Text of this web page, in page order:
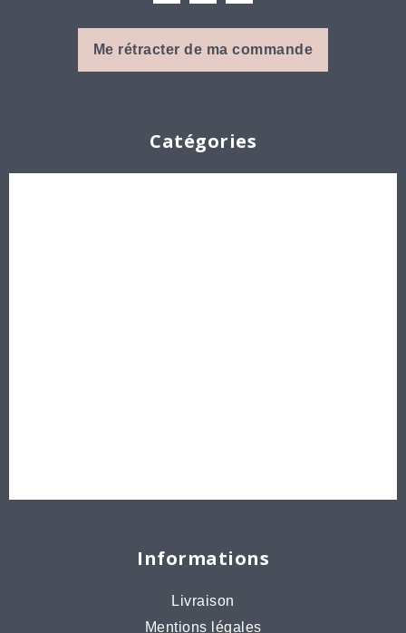
Me rétracter de ma commande
Catégories
Informations
Livraison
Mentions légales